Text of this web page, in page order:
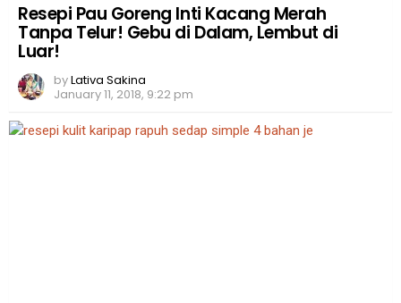
Resepi Pau Goreng Inti Kacang Merah
Tanpa Telur! Gebu di Dalam, Lembut di
Luar!
byLativa Sakina
January 11, 2018, 9:22 pm